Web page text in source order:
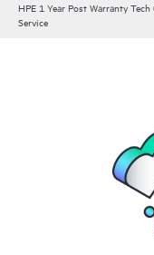
HPE 1 Year Post Warranty
Service